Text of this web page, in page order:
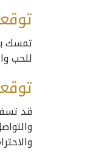
تمسك
للحب
قد